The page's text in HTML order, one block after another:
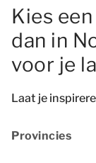
Kies
dan in
voor je
Laat je
Provincies